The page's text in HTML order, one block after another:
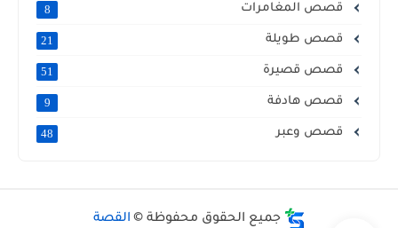
قصص المغامرات 8
قصص طويلة 21
قصص قصيرة 51
قصص هادفة 9
قصص وعبر 48
جميع الحقوق محفوظة © القصة